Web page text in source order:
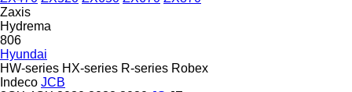
Zaxis
Hydrema
806
Hyundai
HW-series HX-series R-series Robex
Indeco JCB